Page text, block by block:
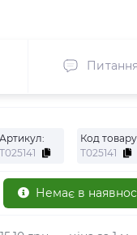
Питання
Артикул:
Т025141
Код
Т025141
Немає в